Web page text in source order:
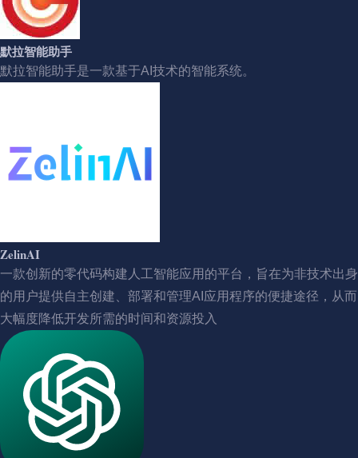
默拉智能助手
默拉智能助手是一款基于AI技术的智能系统。
ZelinAI
一款创新的零代码构建人工智能应用的平台，旨在为非技术出身
的用户提供自主创建、部署和管理AI应用程序的便捷途径，从而
大幅度降低开发所需的时间和资源投入